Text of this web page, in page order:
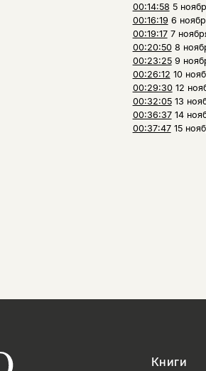
00:14:58 5
00:16:19 6
00:19:17 7
00:20:50 8
00:23:25 9
00:26:12 10
00:29:30 12
00:32:05 13
00:36:37 14
00:37:47 15
Книги